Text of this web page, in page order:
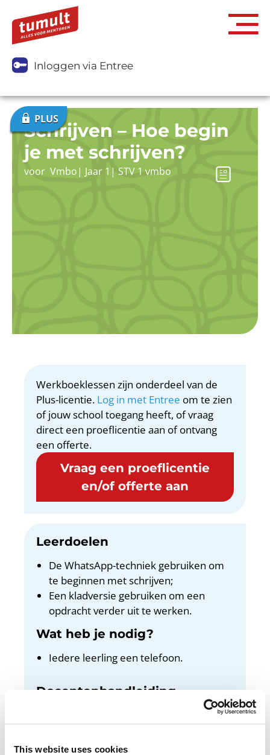
This website uses cookies
Inloggen via Entree
Schrijven – Hoe begin
je met schrijven?
voor Vmbo| Jaar 1 | STV 1 vmbo
Werkboeklessen zijn onderdeel van de
Plus-licentie. Log in met Entree om te zien
of jouw school toegang heeft, of vraag
direct een proeflicentie aan of ontvang
een offerte.
Vraag een proeflicentie
en/of offerte aan
Leerdoelen
De WhatsApp-techniek gebruiken om
te beginnen met schrijven;
Een kladversie gebruiken om een
opdracht verder uit te werken.
Wat heb je nodig?
Iedere leerling een telefoon.
Docentenhandleiding
Bekijk de docentenhandleiding